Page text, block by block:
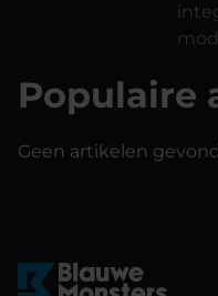
Populaire
Geen artikelen